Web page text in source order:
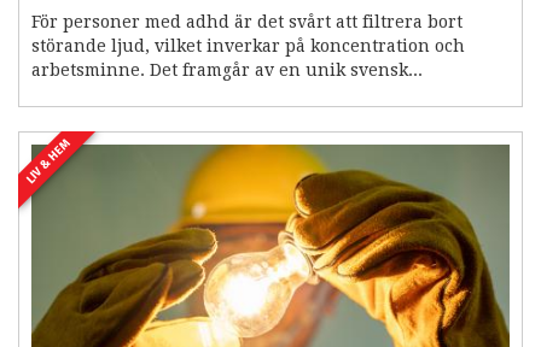
För personer med adhd är det svårt att filtrera bort
störande ljud, vilket inverkar på koncentration och
arbetsminne. Det framgår av en unik svensk...
LIV & HEM